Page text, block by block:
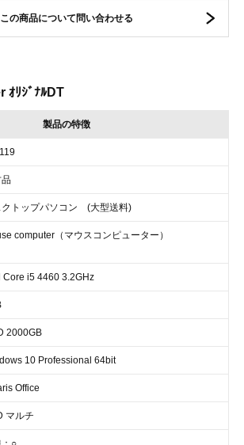
この商品について問い合わせる
ｵﾘｼﾞﾅﾙDT
製品の特徴
クトップパソコン (大型送料)
computer（マウスコンピューター）
Core i5 4460 3.2GHz
2000GB
10 Professional 64bit
Office
マルチ